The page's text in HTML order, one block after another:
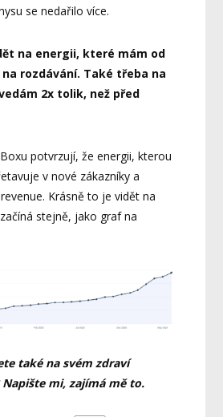
se nedařilo více.
na energii, které mám od
rozdávání. Také třeba na
2x tolik, než před
potvrzují, že energii, kterou
v nové zákazníky a
Krásně to je vidět na
stejně, jako graf na
také na svém zdraví
mi, zajímá mě to.